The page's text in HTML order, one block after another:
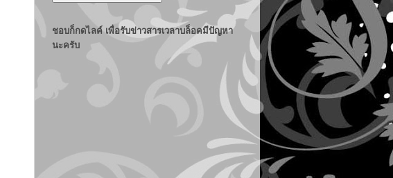
ชอบก็กดไลค์ เพื่อรับข่าวสารเวลาบล็อคมีปัญหา
นะครับ